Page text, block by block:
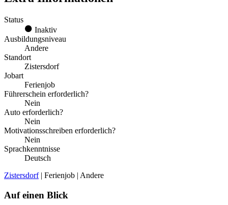
Status
Inaktiv
Ausbildungsniveau
Andere
Standort
Zistersdorf
Jobart
Ferienjob
Führerschein erforderlich?
Nein
Auto erforderlich?
Nein
Motivationsschreiben erforderlich?
Nein
Sprachkenntnisse
Deutsch
Zistersdorf| Ferienjob | Andere
Auf einen Blick